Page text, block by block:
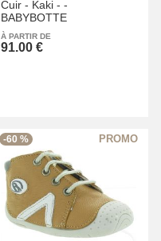
Cuir - Kaki - -
BABYBOTTE
À PARTIR DE
91.00 €
-60 %